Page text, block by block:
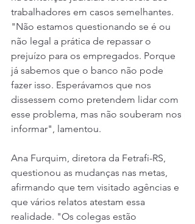
trabalhadores em casos semelhantes.
"Não estamos questionando se é ou
não legal a prática de repassar o
prejuízo para os empregados. Porque
já sabemos que o banco não pode
fazer isso. Esperávamos que nos
dissessem como pretendem lidar com
esse problema, mas não souberam nos
informar", lamentou.
Ana Furquim, diretora da Fetrafi-RS,
questionou as mudanças nas metas,
afirmando que tem visitado agências e
que vários relatos atestam essa
realidade. "Os colegas estão